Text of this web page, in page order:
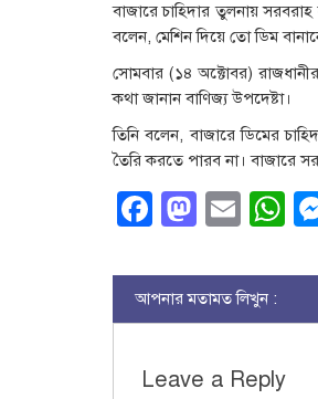
বাজারে চাহিদার তুলনায়
বলেন, মেশিন দিয়ে তো ডিম
সোমবার (১৪ অক্টোবর) রাজধানীর
কথা জানান বাণিজ্য উপদেষ্টা।
তিনি বলেন, বাজারে ডিমের
তৈরি করতে পারব না। বাজারে
Facebook
আপনার মতামত লিখুন :
Leave a Reply